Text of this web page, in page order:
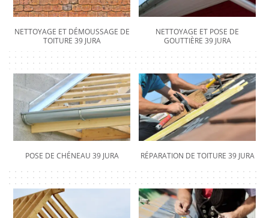
NETTOYAGE ET DÉMOUSSAGE DE
TOITURE 39 JURA
NETTOYAGE ET POSE DE
GOUTTIÈRE 39 JURA
POSE DE CHÉNEAU 39 JURA RÉPARATION DE TOITURE 39 JURA